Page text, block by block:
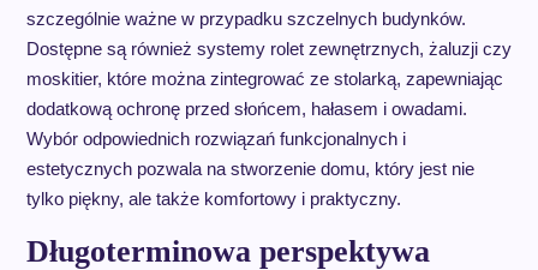
szczególnie ważne w przypadku szczelnych budynków.
Dostępne są również systemy rolet zewnętrznych, żaluzji czy
moskitier, które można zintegrować ze stolarką, zapewniając
dodatkową ochronę przed słońcem, hałasem i owadami.
Wybór odpowiednich rozwiązań funkcjonalnych i
estetycznych pozwala na stworzenie domu, który jest nie
tylko piękny, ale także komfortowy i praktyczny.
Długoterminowa perspektywa